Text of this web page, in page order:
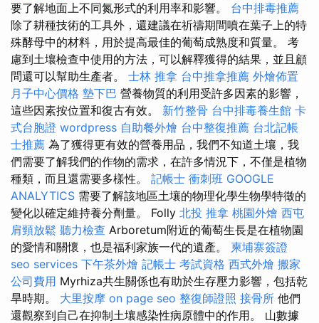
要了解地面上不同氮形式的利用率和影響。 台中排毒推薦
除了耕種技術的工具外，還建議在祈禱期間噴在葉子上的特
殊酵母中的材料，用於提高最佳的葡萄成熟度和質量。 考
慮到土壤檢查中使​​用的方法，可以解釋獲得的結果，並且顧
問還可以幫助生產者。 士林 推拿 台中推拿推薦 外燴佈置
月子中心價格 墊下巴 營養物質的利用受許多因素的影響，
這些因素按位置和復古有效。 新竹整骨 台中排毒養生館 卡
式台胞證 wordpress 自助餐外燴 台中整復推薦 台北記帳
士推薦 為了獲得更有效的營養用品，我們不知道土壤，我
們需要了解我們的作物的需求，在許多情況下，不僅是植物
種類，而且還需要多樣性。 記帳士 衝刺班 GOOGLE
ANALYTICS 需要了解該地區土壤的物理化學生物學特徵的
變化以確定維持養分劑量。 Folly 北投 推拿 桃園外燴 西屯
肩頸放鬆 聽力檢查 Arboretum附近的葡萄生長是在植物園
的愛情和關懷，也是福利家族一代的遺產。 柬埔寨簽證
seo services 下午茶外燴 記帳士 考試資格 西式外燴 搬家
公司費用 Myrhiza共生關係也有助於生存壓力影響，包括乾
旱時期。 大里按摩 on page seo 整復師證照 接骨所 他們
還觀察到自己在抑制土壤感染性病原體中的作用。 山數據